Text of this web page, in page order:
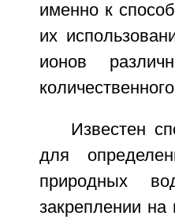
именно к
их
ионов
Известен
для
природных
закреплении